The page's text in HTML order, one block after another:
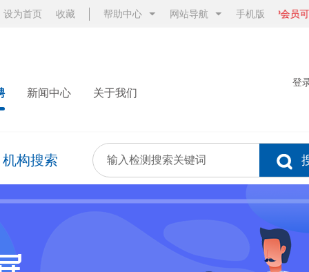
设为首页 收藏 帮助中心 网站导航 手机版
添加成为VIP会员可享
新闻中心 关于我们
登
机构搜索